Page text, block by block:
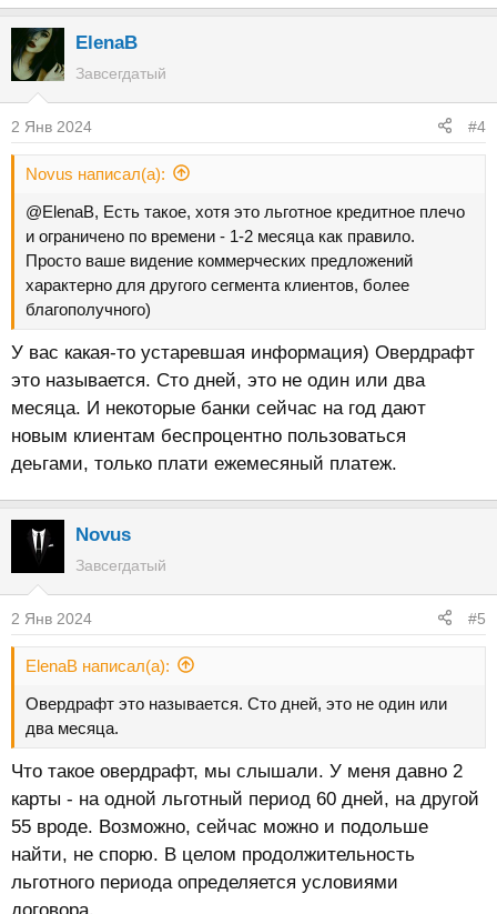
ElenaB
Завсегдатый
2 Янв 2024 #4
Novus написал(а):
@ElenaB, Есть такое, хотя это льготное кредитное плечо
и ограничено по времени - 1-2 месяца как правило.
Просто ваше видение коммерческих предложений
характерно для другого сегмента клиентов, более
благополучного)
У вас какая-то устаревшая информация) Овердрафт
это называется. Сто дней, это не один или два
месяца. И некоторые банки сейчас на год дают
новым клиентам беспроцентно пользоваться
деьгами, только плати ежемесяный платеж.
Novus
Завсегдатый
2 Янв 2024 #5
ElenaB написал(а):
Овердрафт это называется. Сто дней, это не один или
два месяца.
Что такое овердрафт, мы слышали. У меня давно 2
карты - на одной льготный период 60 дней, на другой
55 вроде. Возможно, сейчас можно и подольше
найти, не спорю. В целом продолжительность
льготного периода определяется условиями